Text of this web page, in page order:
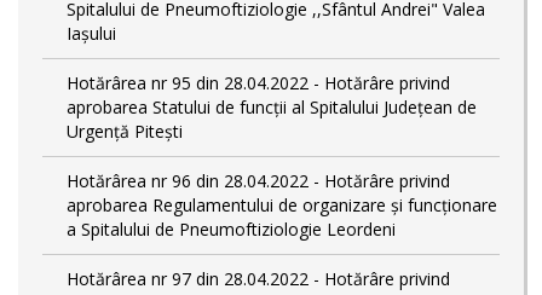
Spitalului de Pneumoftiziologie ,,Sfântul Andrei" Valea
Iașului
Hotărârea nr 95 din 28.04.2022 - Hotărâre privind
aprobarea Statului de funcții al Spitalului Județean de
Urgență Pitești
Hotărârea nr 96 din 28.04.2022 - Hotărâre privind
aprobarea Regulamentului de organizare și funcționare
a Spitalului de Pneumoftiziologie Leordeni
Hotărârea nr 97 din 28.04.2022 - Hotărâre privind